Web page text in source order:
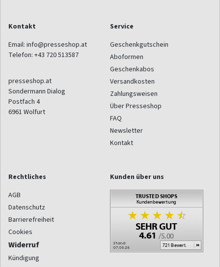
Kontakt
Email: info@presseshop.at
Telefon: +43 720 513587
presseshop.at
Sondermann Dialog
Postfach 4
6961 Wolfurt
Service
Geschenkgutschein
Aboformen
Geschenkabos
Versandkosten
Zahlungsweisen
Über Presseshop
FAQ
Newsletter
Kontakt
Rechtliches
AGB
Datenschutz
Barrierefreiheit
Cookies
Widerruf
Kündigung
Kunden über uns